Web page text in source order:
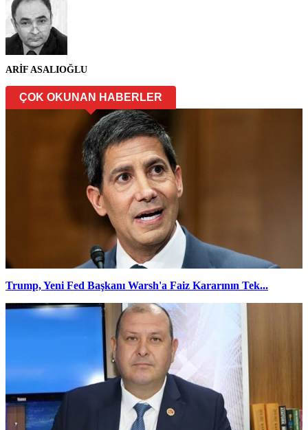
ARİF ASALIOĞLU
ÇOK OKUNAN HABERLER
Trump, Yeni Fed Başkanı Warsh'a Faiz Kararının Tek...